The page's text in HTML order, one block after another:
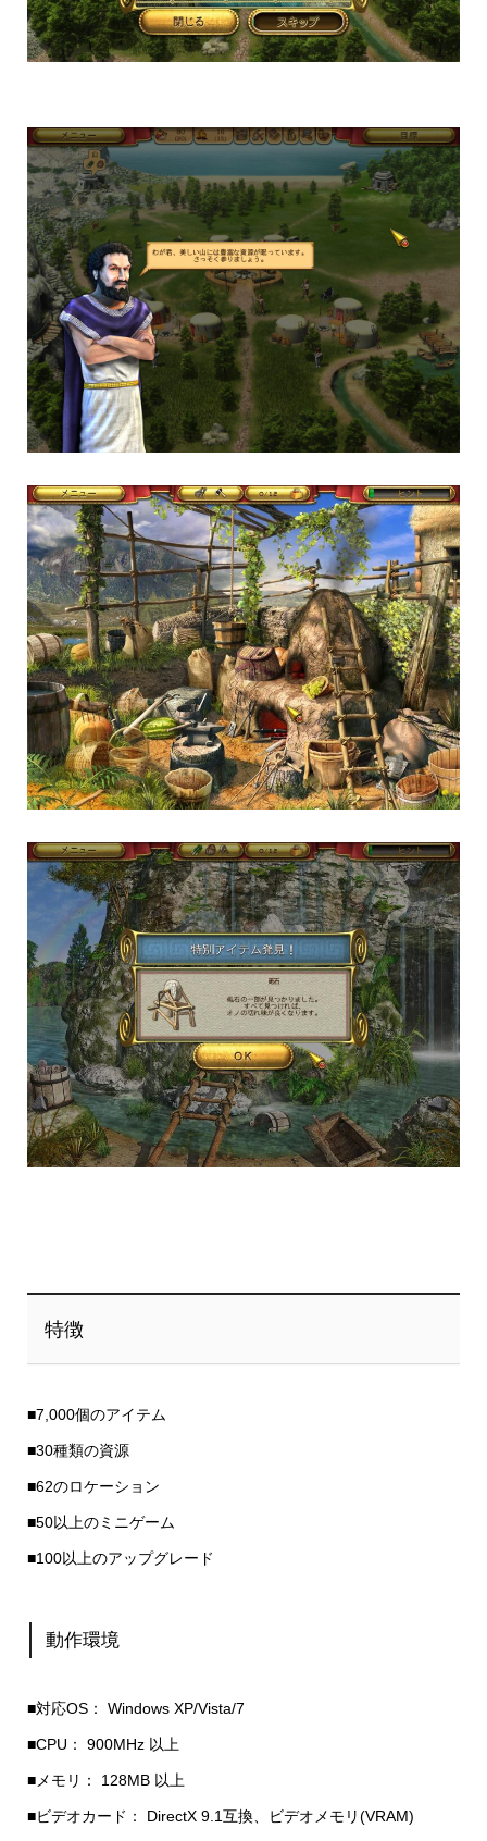
特徴
■7,000個のアイテム
■30種類の資源
■62のロケーション
■50以上のミニゲーム
■100以上のアップグレード
動作環境
■対応OS： Windows XP/Vista/7
■CPU： 900MHz 以上
■メモリ： 128MB 以上
■ビデオカード： DirectX 9.1互換、ビデオメモリ(VRAM)